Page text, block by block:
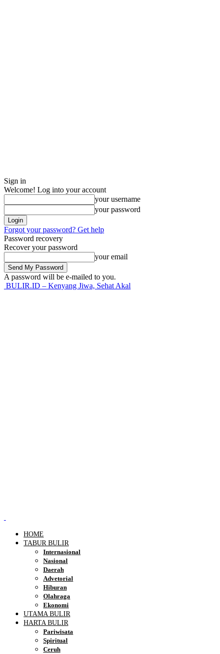
Sign in
Welcome! Log into your account
your username
your password
Forgot your password? Get help
Password recovery
Recover your password
your email
A password will be e-mailed to you.
BULIR.ID – Kenyang Jiwa, Sehat Akal
HOME
TABUR BULIR
Internasional
Nasional
Daerah
Advetorial
Hiburan
Olahraga
Ekonomi
UTAMA BULIR
HARTA BULIR
Pariwisata
Spiritual
Ceruh